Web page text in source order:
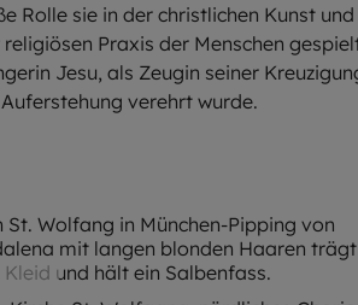
Rolle sie in der christlichen Kunst und
Praxis der Menschen
Jesu, als Zeugin seiner
verehrt wurde.
09